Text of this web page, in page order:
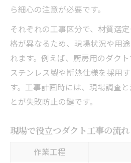
ら細心の注意が必要です。
それぞれの工事区分で、材質選
格が異なるため、現場状況や用
れます。例えば、厨房用のダク
ステンレス製や断熱仕様を採用
す。工事計画時には、現場調査
とが失敗防止の鍵です。
現場で役立つダクト工事の流
作業工程